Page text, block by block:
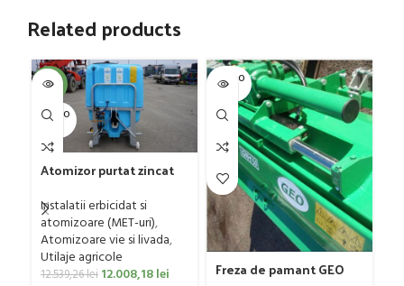
Related products
-4%
SOLD O
UT
Atomizor purtat zincat
Bufer, model Ronda,
400 litri
Instalatii erbicidat si
atomizoare (MET-uri),
Atomizoare vie si livada,
Utilaje agricole
12.539,26lei 12.008,18lei
SOLD O
UT
Freza de pamant GEO